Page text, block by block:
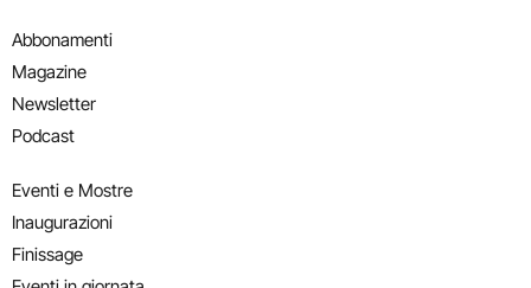
Abbonamenti
Magazine
Newsletter
Podcast
Eventi e Mostre
Inaugurazioni
Finissage